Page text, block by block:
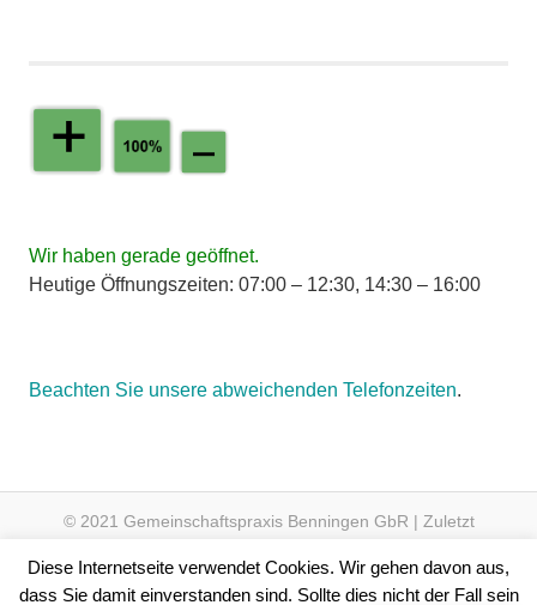
Wir haben gerade geöffnet.
Heutige Öffnungszeiten: 07:00 – 12:30, 14:30 – 16:00
Beachten Sie unsere abweichenden Telefonzeiten.
© 2021 Gemeinschaftspraxis Benningen GbR | Zuletzt
Diese Internetseite verwendet Cookies. Wir gehen davon aus,
dass Sie damit einverstanden sind. Sollte dies nicht der Fall sein